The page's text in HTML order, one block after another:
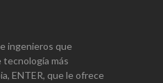
ingenieros que
tecnología más
ENTER, que le ofrece